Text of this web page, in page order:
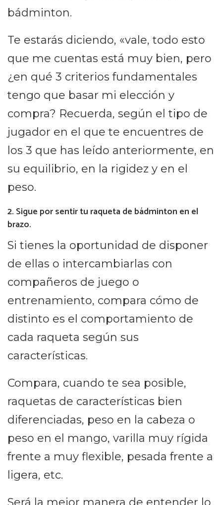
bádminton.
Te estarás diciendo, «vale, todo esto
que me cuentas está muy bien, pero
¿en qué 3 criterios fundamentales
tengo que basar mi elección y
compra? Recuerda, según el tipo de
jugador en el que te encuentres de
los 3 que has leído anteriormente, en
su equilibrio, en la rigidez y en el
peso.
2. Sigue por sentir tu raqueta de bádminton en el
brazo.
Si tienes la oportunidad de disponer
de ellas o intercambiarlas con
compañeros de juego o
entrenamiento, compara cómo de
distinto es el comportamiento de
cada raqueta según sus
características.
Compara, cuando te sea posible,
raquetas de características bien
diferenciadas, peso en la cabeza o
peso en el mango, varilla muy rígida
frente a muy flexible, pesada frente a
ligera, etc.
Será la mejor manera de entender lo